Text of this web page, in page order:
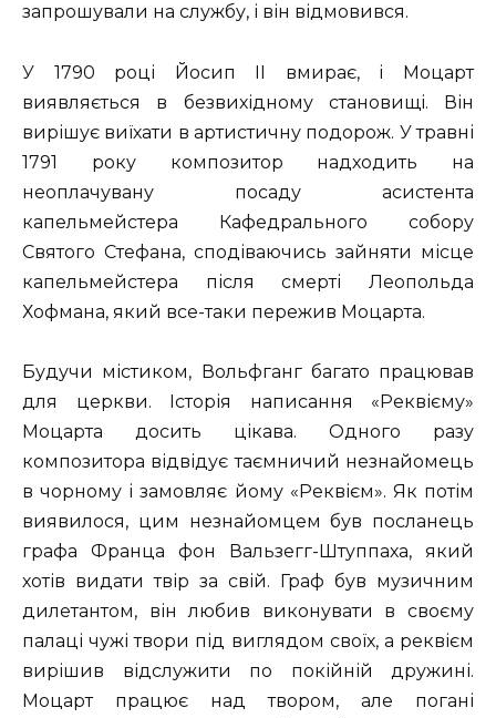
запрошували на службу, і він відмовився.
У 1790 році Йосип II вмирає, і Моцарт
виявляється в безвихідному становищі. Він
вирішує виїхати в артистичну подорож. У травні
1791 року композитор надходить на
неоплачувану посаду асистента
капельмейстера Кафедрального собору
Святого Стефана, сподіваючись зайняти місце
капельмейстера після смерті Леопольда
Хофмана, який все-таки пережив Моцарта.
Будучи містиком, Вольфганг багато працював
для церкви. Історія написання «Реквієму»
Моцарта досить цікава. Одного разу
композитора відвідує таємничий незнайомець
в чорному і замовляє йому «Реквієм». Як потім
виявилося, цим незнайомцем був посланець
графа Франца фон Вальзегг-Штуппаха, який
хотів видати твір за свій. Граф був музичним
дилетантом, він любив виконувати в своєму
палаці чужі твори під виглядом своїх, а реквієм
вирішив відслужити по покійній дружині.
Моцарт працює над твором, але погані